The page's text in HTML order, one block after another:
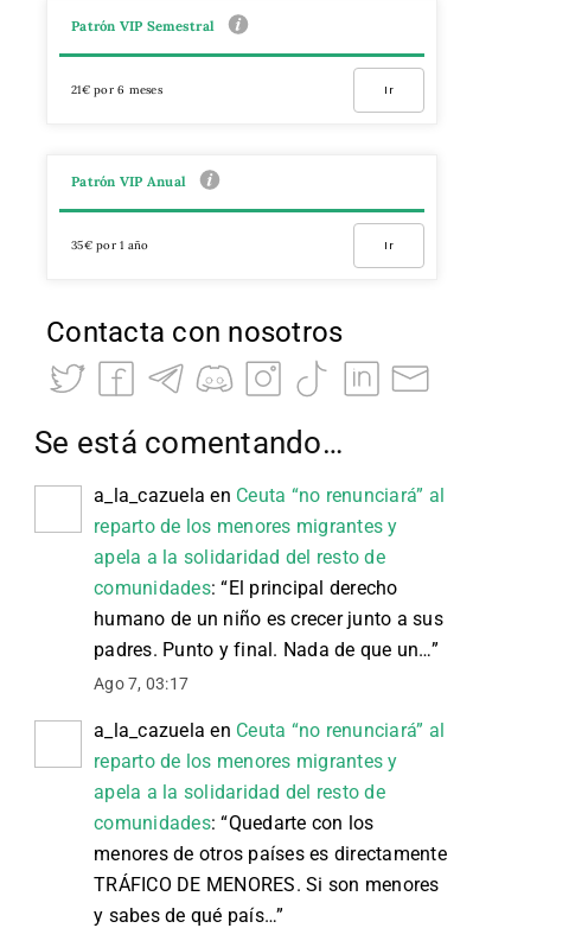
Patrón VIP Semestral
21€ por 6 meses Ir
Patrón VIP Anual
35€ por 1 año Ir
Contacta con nosotros
Se está comentando…
a_la_cazuela en Ceuta “no renunciará” al
reparto de los menores migrantes y
apela a la solidaridad del resto de
comunidades: “El principal derecho
humano de un niño es crecer junto a sus
padres. Punto y final. Nada de que un…”
Ago 7, 03:17
a_la_cazuela en Ceuta “no renunciará” al
reparto de los menores migrantes y
apela a la solidaridad del resto de
comunidades: “Quedarte con los
menores de otros países es directamente
TRÁFICO DE MENORES. Si son menores
y sabes de qué país…”